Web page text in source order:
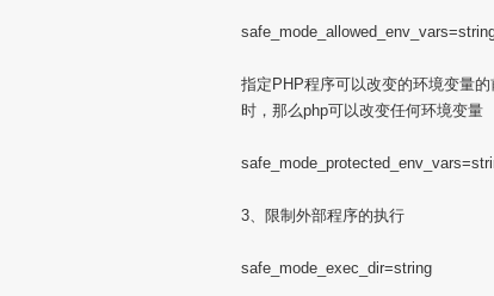
指定PHP程序可以改变的环境变量
时，那么php可以改变任何环境变量
3、限制外部程序的执行
safe_mode_exec_dir=string